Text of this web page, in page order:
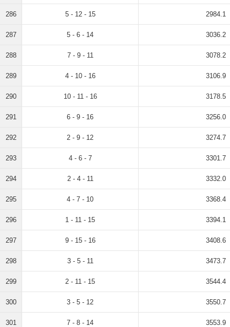
286 5 - 12 - 15 2984.1
287 5 - 6 - 14 3036.2
288 7 - 9 - 11 3078.2
289 4 - 10 - 16 3106.9
290 10 - 11 - 16 3178.5
291 6 - 9 - 16 3256.0
292 2 - 9 - 12 3274.7
293 4 - 6 - 7 3301.7
294 2 - 4 - 11 3332.0
295 4 - 7 - 10 3368.4
296 1 - 11 - 15 3394.1
297 9 - 15 - 16 3408.6
298 3 - 5 - 11 3473.7
299 2 - 11 - 15 3544.4
300 3 - 5 - 12 3550.7
301 7 - 8 - 14 3553.9